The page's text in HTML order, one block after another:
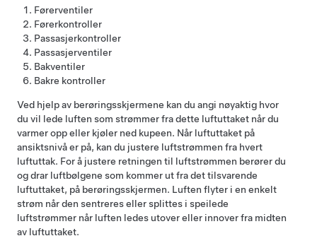
Førerventiler
Førerkontroller
Passasjerkontroller
Passasjerventiler
Bakventiler
Bakre kontroller
Ved hjelp av berøringsskjermene kan du angi nøyaktig hvor
du vil lede luften som strømmer fra dette luftuttaket når du
varmer opp eller kjøler ned kupeen. Når luftuttaket på
ansiktsnivå er på, kan du justere luftstrømmen fra hvert
luftuttak. For å justere retningen til luftstrømmen berører du
og drar luftbølgene som kommer ut fra det tilsvarende
luftuttaket, på berøringsskjermen. Luften flyter i en enkelt
strøm når den sentreres eller splittes i speilede
luftstrømmer når luften ledes utover eller innover fra midten
av luftuttaket.